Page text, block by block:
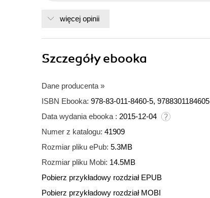
więcej opinii
Szczegółyebooka
Dane producenta »
ISBN Ebooka: 978-83-011-8460-5, 9788301184605
Data wydania ebooka : 2015-12-04
Numer z katalogu: 41909
Rozmiar pliku ePub: 5.3MB
Rozmiar pliku Mobi: 14.5MB
Pobierz przykładowy rozdział EPUB
Pobierz przykładowy rozdział MOBI